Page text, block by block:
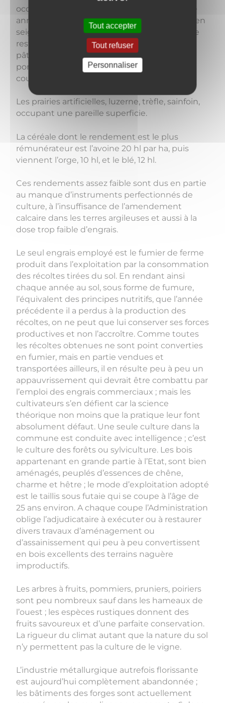
occupe une étendue de 1.350 ha et la culture
annuelle compte 95 ou 100 ha en blé, 10 à 15 en
seigle ou en orge, et de 125 à 150 en avoine : le
reste est en légumes, en jachère et en
pâturages. Les légumes cultivés sont : la
pomme de terre et la betterave qui ne
couvrent pas moins de 30 à 40 ha par année.
Les prairies artificielles, luzerne, trèfle, sainfoin,
occupant une pareille superficie.
La céréale dont le rendement est le plus
rémunérateur est l’avoine 20 hl par ha, puis
viennent l’orge, 10 hl, et le blé, 12 hl.
Ces rendements assez faible sont dus en partie
au manque d’instruments perfectionnés de
culture, à l’insuffisance de l’amendement
calcaire dans les terres argileuses et aussi à la
dose trop faible d’engrais.
Le seul engrais employé est le fumier de ferme
produit dans l’exploitation par la consommation
des récoltes tirées du sol. En rendant ainsi
chaque année au sol, sous forme de fumure,
l’équivalent des principes nutritifs, que l’année
précédente il a perdus à la production des
récoltes, on ne peut que lui conserver ses forces
productives et non l’accroître. Comme toutes
les récoltes obtenues ne sont point converties
en fumier, mais en partie vendues et
transportées ailleurs, il en résulte peu à peu un
appauvrissement qui devrait être combattu par
l’emploi des engrais commerciaux ; mais les
cultivateurs s’en défient car la science
théorique non moins que la pratique leur font
absolument défaut. Une seule culture dans la
commune est conduite avec intelligence ; c’est
le culture des forêts ou sylviculture. Les bois
appartenant en grande partie à l’Etat, sont bien
aménagés, peuplés d’essences de chêne,
charme et hêtre ; le mode d’exploitation adopté
est le taillis sous futaie qui se coupe à l’âge de
25 ans environ. A chaque coupe l’Administration
oblige l’adjudicataire à exécuter ou à restaurer
divers travaux d’aménagement ou
d’assainissement qui peu à peu convertissent
en bois excellents des terrains naguère
improductifs.
Les arbres à fruits, pommiers, pruniers, poiriers
sont peu nombreux sauf dans les hameaux de
l’ouest ; les espèces rustiques donnent des
fruits savoureux et d’une parfaite conservation.
La rigueur du climat autant que la nature du sol
n’y permettent pas la culture de le vigne.
L’industrie métallurgique autrefois florissante
est aujourd’hui complètement abandonnée ;
les bâtiments des forges sont actuellement
Tout accepter
Tout refuser
Personnaliser